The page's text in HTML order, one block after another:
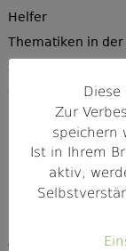
Helfer
Thematiken in der
Zusammenarbeit
Gewässermangel
Finanzen
Mädchen in der
Das Höchstalter
Räumlichkeiten
Kinder unter zehn
Diese
Zur
speichern
Ist in Ihrem
aktiv,